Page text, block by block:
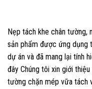
Nẹp tách khe chân tường,
sản phẩm được ứng dụng
dự án và đã mang lại tính
đây Chúng tôi xin giới
tường chặn mép vữa tách